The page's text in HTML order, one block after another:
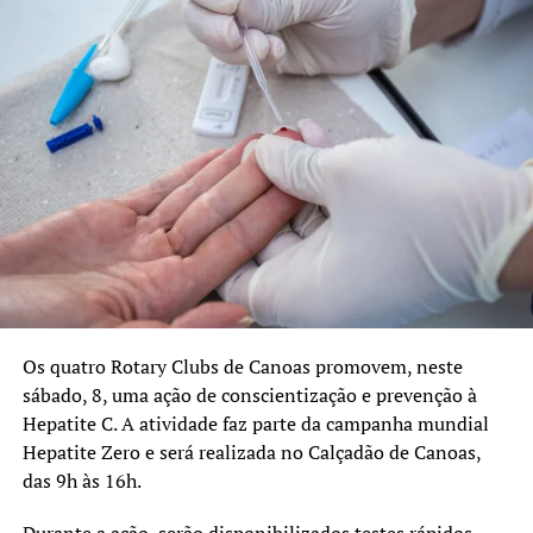
emergência.
“Temos atualmente quase
400 pacientes aguardando
procedimentos. Como o
hospital é referência para
casos graves, muitas vezes
a rotina acaba sendo
absorvida pelas
emergências. Com esse
novo aparelho,
conseguiremos ampliar a
capacidade de atendimento
Os quatro Rotary Clubs de Canoas promovem, neste
sábado, 8, uma ação de conscientização e prevenção à
Hepatite C. A atividade faz parte da campanha mundial
Hepatite Zero e será realizada no Calçadão de Canoas,
das 9h às 16h.